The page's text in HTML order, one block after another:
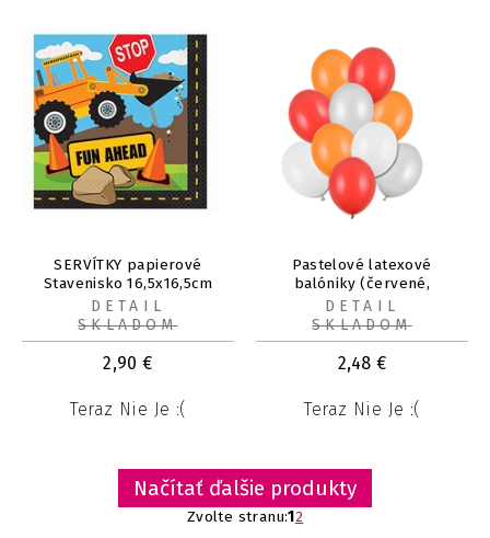
SERVÍTKY papierové
Stavenisko 16,5x16,5cm
16ks
2,90 €
Teraz Nie Je :(
DETAIL
SKLADOM
Pastelové latexové
balóniky (červené,
oranžové, strieborné) mix
30 cm, 10 ks
2,48 €
Teraz Nie Je :(
DETAIL
SKLADOM
Načítať ďalšie produkty
Zvolte stranu:12